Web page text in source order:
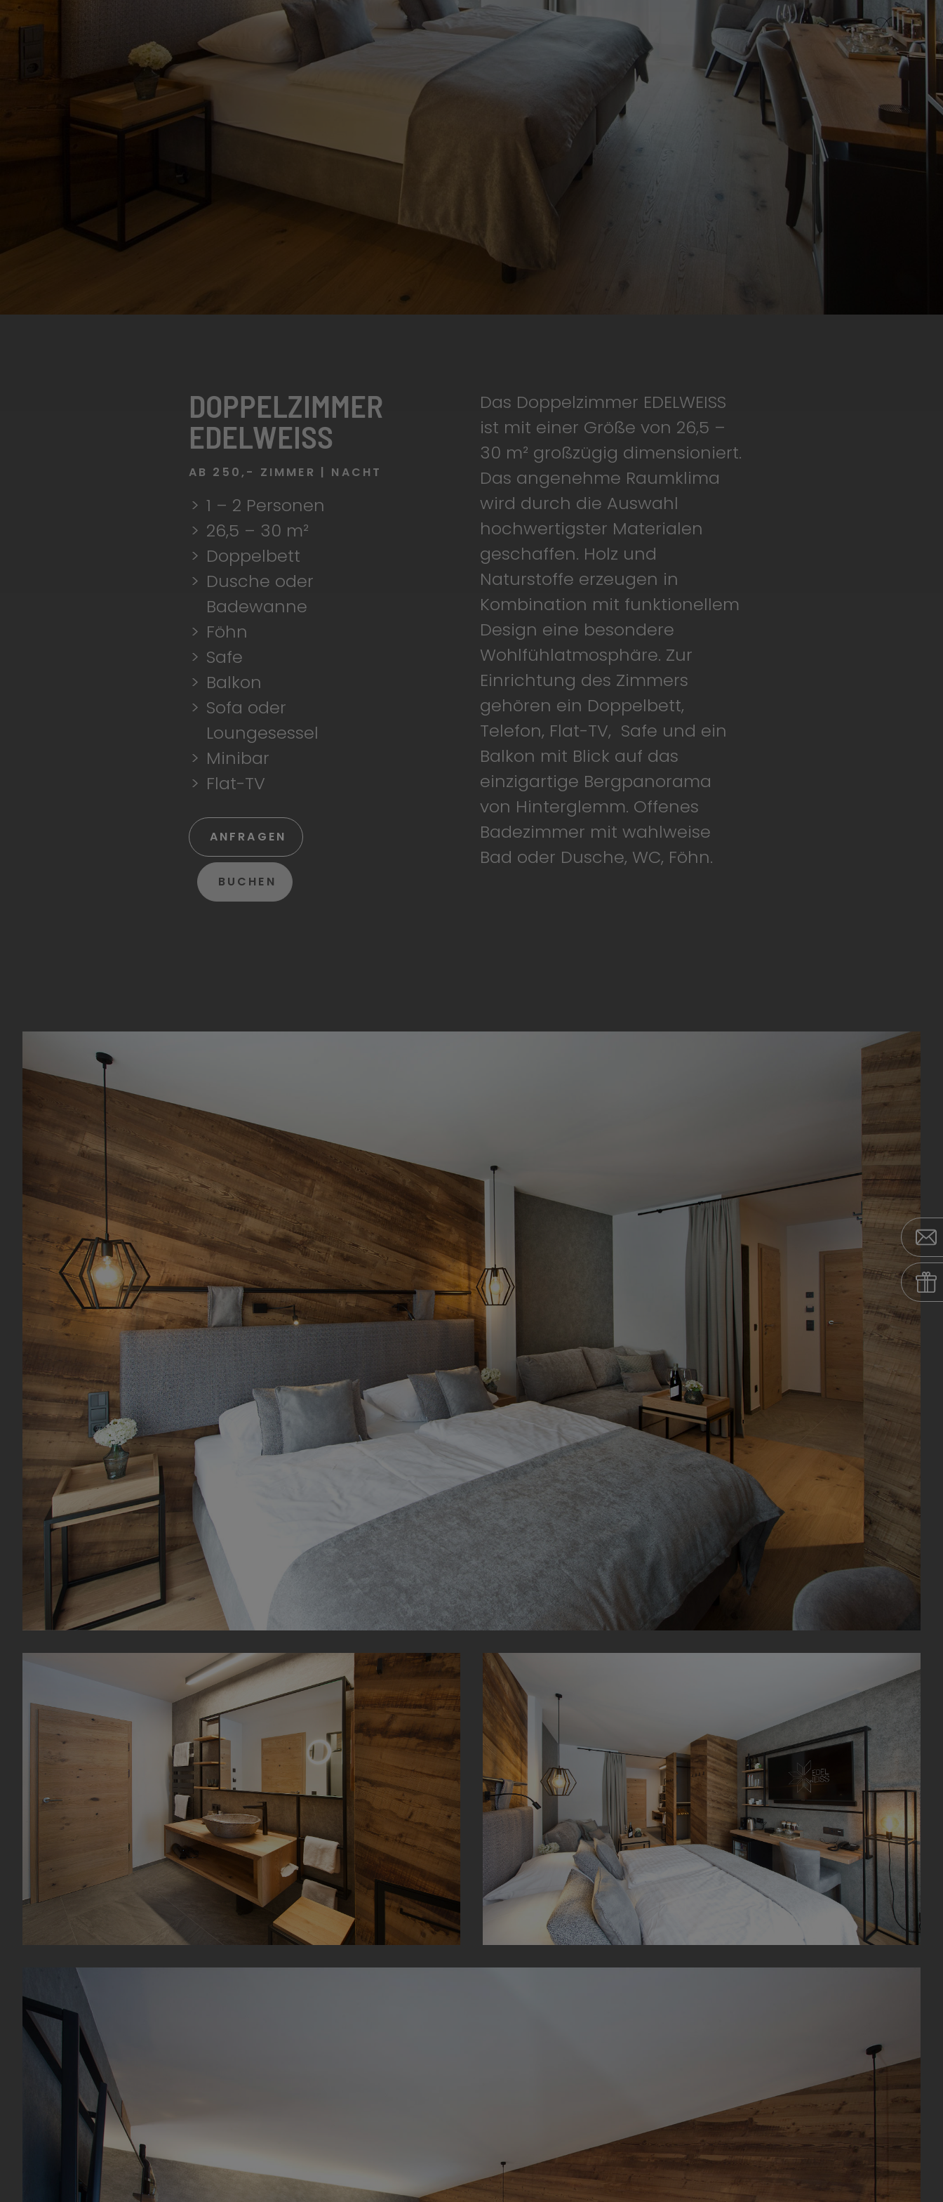
DOPPELZIMMER
EDELWEISS
AB 250,- ZIMMER | NACHT
1 – 2 Personen
26,5 – 30 m²
Doppelbett
Dusche oder
Badewanne
Föhn
Safe
Balkon
Sofa oder
Loungesessel
Minibar
Flat-TV
ANFRAGEN
BUCHEN
Das Doppelzimmer EDELWEISS
ist mit einer Größe von 26,5 –
30 m² großzügig dimensioniert.
Das angenehme Raumklima
wird durch die Auswahl
hochwertigster Materialen
geschaffen. Holz und
Naturstoffe erzeugen in
Kombination mit funktionellem
Design eine besondere
Wohlfühl­atmosphäre. Zur
Einrichtung des Zimmers
gehören ein Doppelbett,
Telefon, Flat-TV, Safe und ein
Balkon mit Blick auf das
einzigartige Berg­panorama
von Hinterglemm. Offenes
Badezimmer mit wahlweise
Bad oder Dusche, WC, Föhn.